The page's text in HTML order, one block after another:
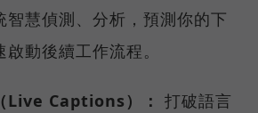
智慧偵測、分析，預測你的下
動後續工作流程。
Live Captions）： 打破語言